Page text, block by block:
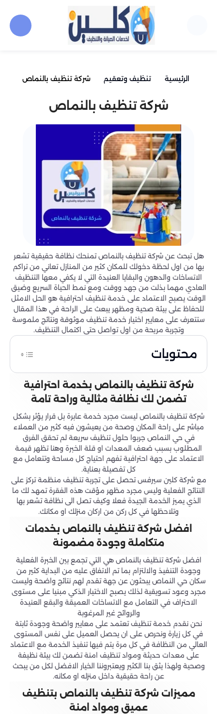
الرئيسية تنظيف وتعقيم شركة تنظيف بالنماص
شركة تنظيف بالنماص
هل تبحث عن شركة تنظيف بالنماص تمنحك نظافة حقيقية تشعر
بها من اول لحظة دخولك للمكان كثير من المنازل تعاني من تراكم
الاتساخات والدهون والبقايا العنيدة التي لا يكفي معها التنظيف
العادي مهما بذلت من جهد ووقت ومع نمط الحياة السريع وضيق
الوقت يصبح الاعتماد على خدمة تنظيف احترافية هو الحل الامثل
للحفاظ على بيئة صحية ومظهر يبعث على الراحة في هذا المقال
ستتعرف على معايير اختيار خدمة تنظيف موثوقة ونتائج ملموسة
وتجربة مريحة من اول تواصل حتى اكتمال التنظيف.
محتويات
شركة تنظيف بالنماص بخدمة احترافية
تضمن لك نظافة مثالية وراحة تامة
شركة تنظيف بالنماص ليست مجرد خدمة عابرة بل قرار يؤثر بشكل
مباشر على راحة المكان وصحة من يعيشون فيه كثير من العملاء
في حي النماص جربوا حلول تنظيف سريعة لم تحقق الفرق
المطلوب بسبب ضعف المعدات او قلة الخبرة وهنا تظهر قيمة
الاعتماد على جهة احترافية تفهم احتياج كل مساحة وتتعامل مع
كل تفصيلة بعناية.
مع شركة كلين سيرفس تحصل على تجربة تنظيف منظمة تركز على
النتائج الفعلية وليس مجرد مظهر مؤقت هذه الفقرة تمهد لك ما
الذي يميز الخدمة الجيدة فعلا وكيف تصل الى نظافة تشعر بها
وتلاحظها في كل ركن من اركان منزلك او مكانك.
افضل شركة تنظيف بالنماص بخدمات
متكاملة وجودة مضمونة
افضل شركة تنظيف بالنماص هي التي تجمع بين الخبرة الفعلية
وجودة التنفيذ والالتزام بما تم الاتفاق عليه من البداية كثير من
سكان حي النماص يبحثون عن جهة تقدم لهم نتائج واضحة وليست
مجرد وعود تسويقية لذلك يصبح الاختيار الذكي مبنيا على مستوى
الاحتراف في التعامل مع الاتساخات العميقة والبقع العنيدة
والروائح غير المرغوبة
نحن نقدم خدمة تنظيف تعتمد على معايير واضحة وجودة ثابتة
في كل زيارة ونحرص على ان يحصل العميل على نفس المستوى
العالي من النظافة في كل مرة يتم فيها تنفيذ الخدمة مع الاعتماد
على معدات حديثة ومواد تنظيف امنة تضمن لك بيئة نظيفة
وصحية ولهذا يثق بنا الكثير ويعتبروننا الخيار الافضل لكل من يبحث
عن راحة حقيقية داخل منزله او مكانه.
مميزات شركة تنظيف بالنماص بتنظيف
عميق ومواد امنة